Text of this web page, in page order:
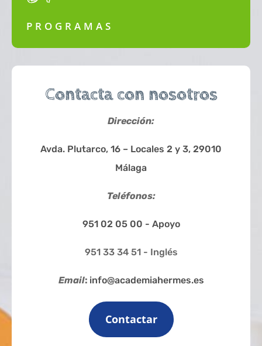
PROGRAMAS
Contacta con nosotros
Dirección:
Avda. Plutarco, 16 – Locales 2 y 3, 29010
Málaga
Teléfonos:
951 02 05 00 - Apoyo
951 33 34 51 - Inglés
Email: info@academiahermes.es
Contactar